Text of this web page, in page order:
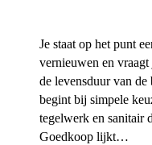
Je staat op het punt
vernieuwen en
de levensduur van
begint bij simpele
tegelwerk en sanitair
Goedkoop lijkt…